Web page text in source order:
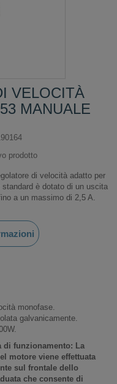
VELOCITÀ
MANUALE
prodotto
di velocità adatto per
standard è dotato di un uscita
a un massimo di 2,5 A.
monofase.
galvanicamente.
di funzionamento: La
motore viene effettuata
sul frontale dello
che consente di